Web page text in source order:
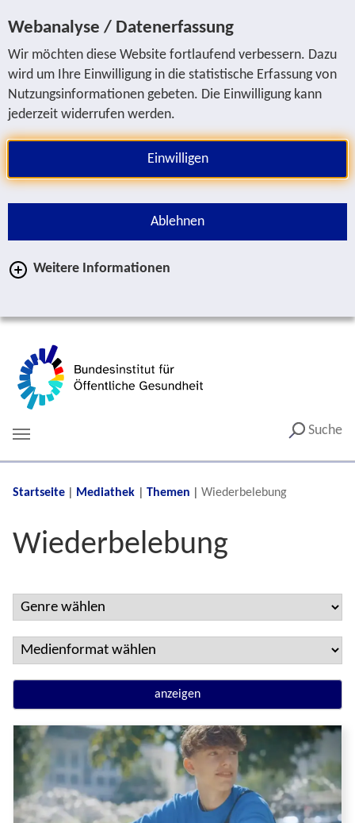
Webanalyse / Datenerfassung
Wir möchten diese Website fortlaufend verbessern. Dazu
wird um Ihre Einwilligung in die statistische Erfassung von
Nutzungsinformationen gebeten. Die Einwilligung kann
jederzeit widerrufen werden.
Einwilligen
Ablehnen
Weitere Informationen
Suche
You are here:
Startseite Mediathek Themen Wiederbelebung
Wiederbelebung
anzeigen